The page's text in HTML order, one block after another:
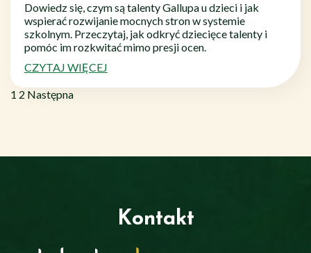
Dowiedz się, czym są talenty Gallupa u dzieci i jak
wspierać rozwijanie mocnych stron w systemie
szkolnym. Przeczytaj, jak odkryć dziecięce talenty i
pomóc im rozkwitać mimo presji ocen.
CZYTAJ WIĘCEJ
Stronicowanie
Page
1 Page
2 Następna
Kontakt